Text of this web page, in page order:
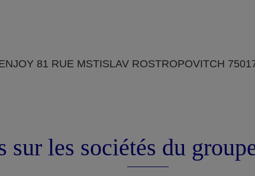
81 RUE MSTISLAV ROSTROPOVITCH
sur les sociétés du